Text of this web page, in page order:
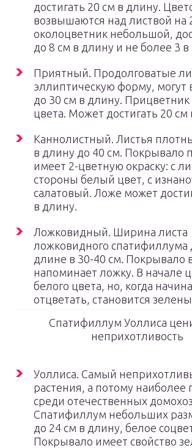
достигать 20 см в длину.
возвышаются над листвой на
околоцветник небольшой,
до 8 см в длину и не более 3
Приятный. Продолговатые
эллиптическую форму, могут
до 30 см в длину. Прицветник
цвета. Может достигать 20 см
Каннолистный. Листья
в длину до 40 см. Покрывало
имеет 2-цветную окраску: с
стороны белый цвет, с
салатовый. Ложе может
в длину.
Ложковидный. Ширина листа
ложковидного спатифиллума
длине в 30-40 см. Покрывало
напоминает ложку. В начале
белого цвета, но, когда
отцветать, становится
Спатифиллум Уоллиса
неприхотливость
Уоллиса. Самый
растения, а потому
среди отечественных
Спатифиллум небольших
до 24 см в длину, белое
Покрывало имеет свойство